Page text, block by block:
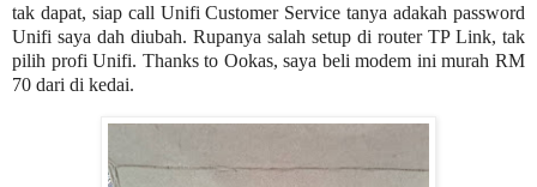
tak dapat, siap call Unifi Customer Service tanya adakah password
Unifi saya dah diubah. Rupanya salah setup di router TP Link, tak
pilih profi Unifi. Thanks to Ookas, saya beli modem ini murah RM
70 dari di kedai.